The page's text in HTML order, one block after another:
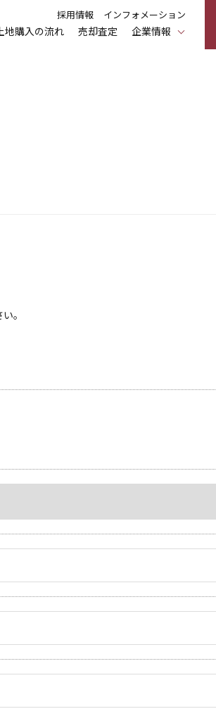
採用情報 インフォメーション
地購入の流れ 売却査定 企業情報
。